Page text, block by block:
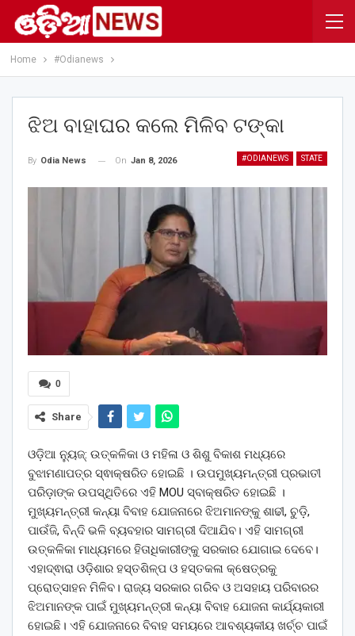
Home #Odianews
ଝିଅ ବାହାଘର କଲେ ମିଳିବ ଟଙ୍କା
#ODIANEWS STATE
By Odia News On Jan 8, 2026
0
Share
ଓଡ଼ିଆ ନ୍ୟୁଜ୍: ଉତ୍କଳିକା ଓ ମହିଳା ଓ ଶିଶୁ ବିକାଶ ମଧ୍ୟରେ
ବୁଝାମଣାପତ୍ର ସ୍ଵାକ୍ଷରିତ ହୋଇଛି । ଉପମୁଖ୍ୟମନ୍ତ୍ରୀ ପ୍ରଭାତୀ
ପରିଡ଼ାଙ୍କ ଉପସ୍ଥିତିରେ ଏହି MOU ସ୍ବାକ୍ଷରିତ ହୋଇଛି ।
ମୁଖ୍ୟମନ୍ତ୍ରୀ କନ୍ୟା ବିବାହ ଯୋଜନାରେ ଝିଅମାନଙ୍କୁ ଶାଢୀ, ଚୁଡ଼ି,
ପାଉଁଜି, ବିନ୍ଦି ଭଳି ବ୍ୟବହାର ସାମଗ୍ରୀ ଦିଆଯିବ। ଏହି ସାମଗ୍ରୀ
ଉତ୍କଳିକା ମାଧ୍ୟମରେ ହିତାଧିକାରୀଙ୍କୁ ସରକାର ଯୋଗାଇ ଦେବେ।
ଏହାଦ୍ଵାରା ଓଡ଼ିଶାର ହସ୍ତଶିଳ୍ପ ଓ ହସ୍ତକଳା କ୍ଷେତ୍ରକୁ
ପ୍ରୋତ୍ସାହନ ମିଳିବ। ରାଜ୍ୟ ସରକାର ଗରିବ ଓ ଅସହାୟ ପରିବାରର
ଝିଅମାନଙ୍କ ପାଇଁ ମୁଖ୍ୟମନ୍ତ୍ରୀ କନ୍ୟା ବିବାହ ଯୋଜନା କାର୍ଯ୍ୟକାରୀ
ହୋଇଛି। ଏହି ଯୋଜନାରେ ବିବାହ ସମୟରେ ଆବଶ୍ୟକୀୟ ଖର୍ଚ୍ଚ ପାଇଁ